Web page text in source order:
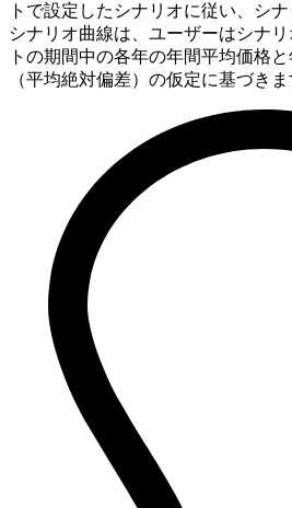
トで設定したシナリオに従い、シ
シナリオ曲線は、ユーザーはシナ
トの期間中の各年の年間平均価格
（平均絶対偏差）の仮定に基づきま